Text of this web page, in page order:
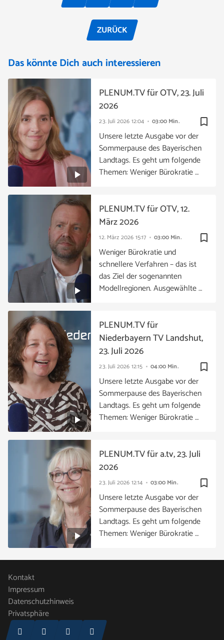
ZURÜCK
Das könnte Dich auch interessieren
bookmark_border
23. Juli 2026 12:04 03:00 Min.
PLENUM.TV für OTV, 23. Juli
2026
Unsere letzte Ausgabe vor der
Sommerpause des Bayerischen
Landtags. Es geht um folgende
Themen: Weniger Bürokratie …
bookmark_border
12. März 2026 15:17 03:00 Min.
PLENUM.TV für OTV, 12.
März 2026
Weniger Bürokratie und
schnellere Verfahren – das ist
das Ziel der sogenannten
Modellregionen. Ausgewählte …
bookmark_border
23. Juli 2026 12:15 04:00 Min.
PLENUM.TV für
Niederbayern TV Landshut,
23. Juli 2026
Unsere letzte Ausgabe vor der
Sommerpause des Bayerischen
Landtags. Es geht um folgende
Themen: Weniger Bürokratie …
bookmark_border
23. Juli 2026 12:14 03:00 Min.
PLENUM.TV für a.tv, 23. Juli
2026
Unsere letzte Ausgabe vor der
Sommerpause des Bayerischen
Landtags. Es geht um folgende
Themen: Weniger Bürokratie …
Kontakt
Impressum
Datenschutzhinweis
Privatsphäre